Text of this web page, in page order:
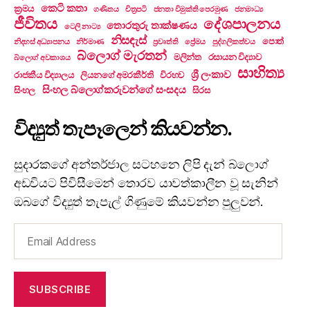
ක්‍රමය කෙටි කතා ගණිතය චිත්‍රපටි ජනතා විමුක්ති පෙරමුණ ජනමාධ්‍ය
ජීවිතය ටෙලි නාට්‍ය තොරතුරු තාක්ෂණය දේශපාලනය
නිදහස් අධ්‍යාපනය නිර්මාණ නිසඳැස් ප්‍රවෘත්ති ප්‍රේමය පුද්ගලිකත්වය පොත්
බ්ලොග් අවකාශය බ්ලොග් මැරතන් මලින්ත
රසායන විද්‍යාව
රාජකීය විද්‍යාලය
ලියනගේ අමරකීර්ති විරහව ශ්‍රී ලංකාව සාහිත්‍ය
සිංහල සිංහල බ්ලොග්කරුවන්ගේ සංසදය සිරස
විද්‍යුත් තැපෑලෙන් කියවන්න.
සුදාරකගේ අන්තර්ජාල සටහනෙ ලිපි දැන් බ්ලොග්
අඩවියට පිවිසීමෙන් තොරව යාවත්කාලීන වූ සැනින්
ඔබගේ විද්‍යුත් තැපැල් ගිණුමේ කියවන්න පුලුවන්.
Address
SUBSCRIBE